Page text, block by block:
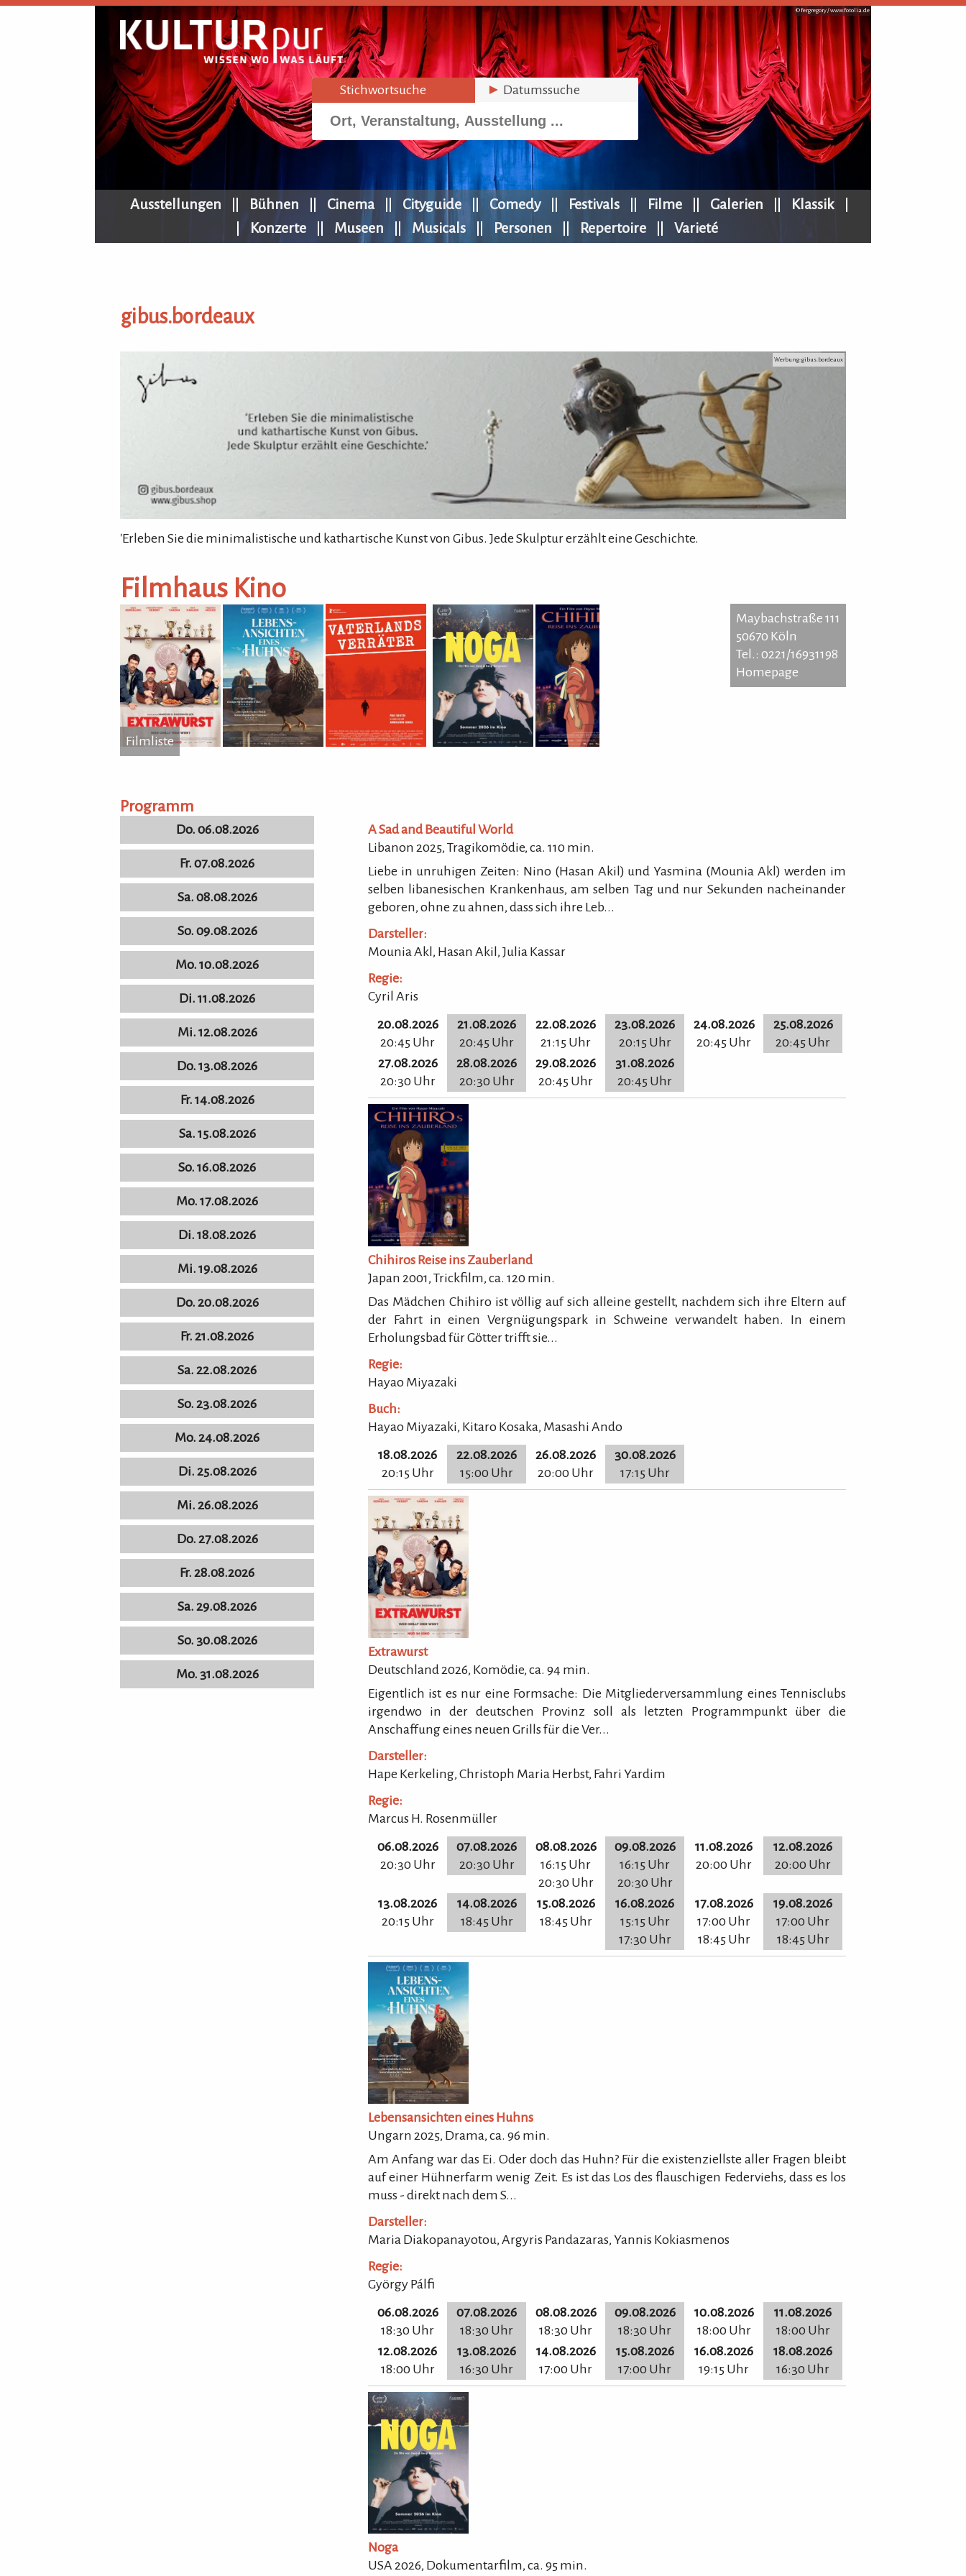
© fergregory /www.fotolia.de
Stichwortsuche ► Datumssuche
KULTURpur Navigation
Ausstellungen Bühnen Cinema Cityguide Comedy Festivals Filme Galerien
Klassik
Konzerte
Museen Musicals Personen Repertoire Varieté
gibus.bordeaux
gibus.bordeaux Werbung: gibus.bordeaux
'Erleben Sie die minimalistische und kathartische Kunst von Gibus. Jede Skulptur erzählt eine Geschichte.
Filmhaus Kino
Filmliste
Maybachstraße 111
50670 Köln
Tel.: 0221/16931198
Homepage
Programm
Do. 06.08.2026
Fr. 07.08.2026
Sa. 08.08.2026
So. 09.08.2026
Mo. 10.08.2026
Di. 11.08.2026
Mi. 12.08.2026
Do. 13.08.2026
Fr. 14.08.2026
Sa. 15.08.2026
So. 16.08.2026
Mo. 17.08.2026
Di. 18.08.2026
Mi. 19.08.2026
Do. 20.08.2026
Fr. 21.08.2026
Sa. 22.08.2026
So. 23.08.2026
Mo. 24.08.2026
Di. 25.08.2026
Mi. 26.08.2026
Do. 27.08.2026
Fr. 28.08.2026
Sa. 29.08.2026
So. 30.08.2026
Mo. 31.08.2026
A Sad and Beautiful World
Libanon 2025, Tragikomödie, ca. 110 min.
Liebe in unruhigen Zeiten: Nino (Hasan Akil) und Yasmina (Mounia Akl) werden im
selben libanesischen Krankenhaus, am selben Tag und nur Sekunden nacheinander
geboren, ohne zu ahnen, dass sich ihre Leb...
Darsteller:
Mounia Akl, Hasan Akil, Julia Kassar
Regie:
Cyril Aris
20.08.2026
20:45 Uhr
21.08.2026
20:45 Uhr
22.08.2026
21:15 Uhr
23.08.2026
20:15 Uhr
24.08.2026
20:45 Uhr
25.08.2026
20:45 Uhr
27.08.2026
20:30 Uhr
28.08.2026
20:30 Uhr
29.08.2026
20:45 Uhr
31.08.2026
20:45 Uhr
Chihiros Reise ins Zauberland
Japan 2001, Trickfilm, ca. 120 min.
Das Mädchen Chihiro ist völlig auf sich alleine gestellt, nachdem sich ihre Eltern auf
der Fahrt in einen Vergnügungspark in Schweine verwandelt haben. In einem
Erholungsbad für Götter trifft sie...
Regie:
Hayao Miyazaki
Buch:
Hayao Miyazaki, Kitaro Kosaka, Masashi Ando
18.08.2026
20:15 Uhr
22.08.2026
15:00 Uhr
26.08.2026
20:00 Uhr
30.08.2026
17:15 Uhr
Extrawurst
Deutschland 2026, Komödie, ca. 94 min.
Eigentlich ist es nur eine Formsache: Die Mitgliederversammlung eines Tennisclubs
irgendwo in der deutschen Provinz soll als letzten Programmpunkt über die
Anschaffung eines neuen Grills für die Ver...
Darsteller:
Hape Kerkeling, Christoph Maria Herbst, Fahri Yardim
Regie:
Marcus H. Rosenmüller
06.08.2026
20:30 Uhr
07.08.2026
20:30 Uhr
08.08.2026
16:15 Uhr
20:30 Uhr
09.08.2026
16:15 Uhr
20:30 Uhr
11.08.2026
20:00 Uhr
12.08.2026
20:00 Uhr
13.08.2026
20:15 Uhr
14.08.2026
18:45 Uhr
15.08.2026
18:45 Uhr
16.08.2026
15:15 Uhr
17:30 Uhr
17.08.2026
17:00 Uhr
18:45 Uhr
19.08.2026
17:00 Uhr
18:45 Uhr
Lebensansichten eines Huhns
Ungarn 2025, Drama, ca. 96 min.
Am Anfang war das Ei. Oder doch das Huhn? Für die existenziellste aller Fragen bleibt
auf einer Hühnerfarm wenig Zeit. Es ist das Los des flauschigen Federviehs, dass es los
muss - direkt nach dem S...
Darsteller:
Maria Diakopanayotou, Argyris Pandazaras, Yannis Kokiasmenos
Regie:
György Pálfi
06.08.2026
18:30 Uhr
07.08.2026
18:30 Uhr
08.08.2026
18:30 Uhr
09.08.2026
18:30 Uhr
10.08.2026
18:00 Uhr
11.08.2026
18:00 Uhr
12.08.2026
18:00 Uhr
13.08.2026
16:30 Uhr
14.08.2026
17:00 Uhr
15.08.2026
17:00 Uhr
16.08.2026
19:15 Uhr
18.08.2026
16:30 Uhr
Noga
USA 2026, Dokumentarfilm, ca. 95 min.